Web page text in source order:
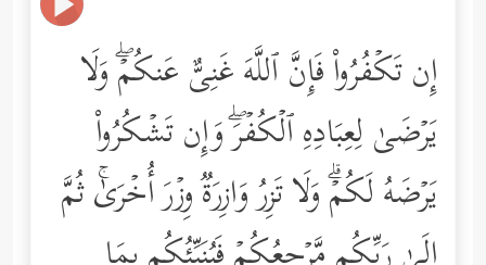
إِن تَكۡفُرُواْ فَإِنَّ ٱللَّهَ غَنِیٌّ عَنكُمۡۖ وَلَا
یَرۡضَىٰ لِعِبَادِهِ ٱلۡكُفۡرَۖ وَإِن تَشۡكُرُواْ
یَرۡضَهُ لَكُمۡۗ وَلَا تَزِرُ وَازِرَةࣱ وِزۡرَ أُخۡرَىٰۚ ثُمَّ